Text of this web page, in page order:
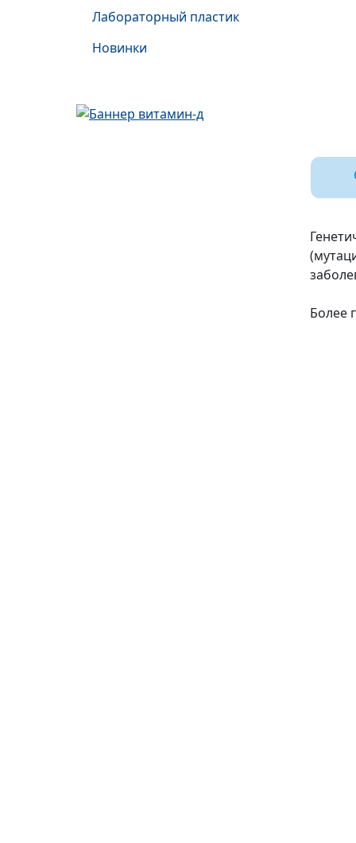
Лабораторный пластик
Новинки
Более